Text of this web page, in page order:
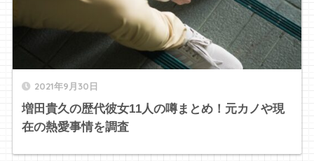
2021年9月30日
増田貴久の歴代彼女11人の噂まとめ！元カノや現
在の熱愛事情を調査